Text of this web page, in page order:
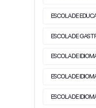
ESCOLA DE
ESCOLA DE
ESCOLA DE
ESCOLA DE
ESCOLA DE